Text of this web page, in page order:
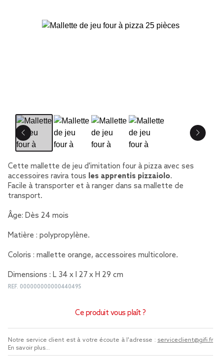
Cette mallette de jeu d'imitation four à pizza avec ses
accessoires ravira tous les apprentis pizzaiolo.
Facile à transporter et à ranger dans sa mallette de
transport.
Âge: Dès 24 mois
Matière : polypropylène.
Coloris : mallette orange, accessoires multicolore.
Dimensions : L 34 x l 27 x H 29 cm
REF. 000000000000440495
Ce produit vous plaît ?
Notre service client est à votre écoute à l'adresse : serviceclient@gifi.fr
En savoir plus...